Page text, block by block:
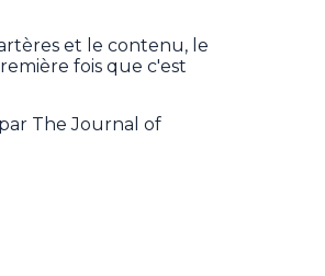
et le contenu, le
fois que c'est
The Journal of